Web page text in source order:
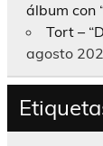
álbum con
Tort –
agosto